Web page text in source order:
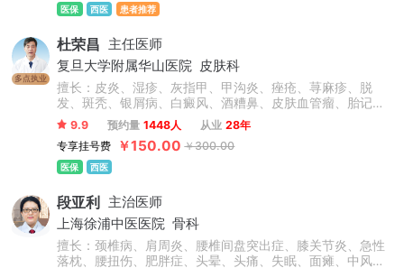
医保 西医 患者推荐
多点执业
杜荣昌 主任医师
复旦大学附属华山医院
皮肤科
擅长：皮炎、湿疹、灰指甲、甲沟炎、痤疮、荨麻疹、脱
发、斑秃、银屑病、白癜风、酒糟鼻、皮肤血管瘤、胎记、
瘢痕疙瘩、结节性痒疹、激素脸、血管痣、太田痣、汗疱
疹、老年性白斑、职业病皮肤病、化妆品不良反应等常见皮
肤病和疑难疾病，在皮肤病治疗领域有很深的造诣。
9.9 预约量 1448人 从业 28年
专享挂号费
￥150.00 ￥300.00
医保 西医
段亚利 主治医师
上海徐浦中医医院 骨科
擅长：颈椎病、肩周炎、腰椎间盘突出症、膝关节炎、急性
落枕、腰扭伤、肥胖症、头晕、头痛、失眠、面瘫、中风偏